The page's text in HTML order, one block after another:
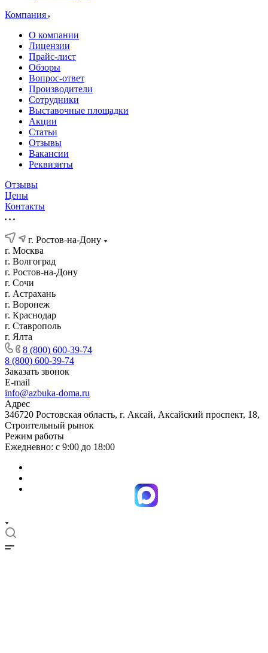
Компания
О компании
Лицензии
Прайс-лист
Обзоры
Вопрос-ответ
Производители
Сотрудники
Выставочные площадки
Акции
Статьи
Отзывы
Вакансии
Реквизиты
Отзывы
Цены
Контакты
г. Ростов-на-Дону
г. Москва
г. Волгоград
г. Ростов-на-Дону
г. Сочи
г. Астрахань
г. Воронеж
г. Краснодар
г. Ставрополь
г. Ялта
8 (800) 600-39-74
8 (800) 600-39-74
Заказать звонок
E-mail
info@azbuka-doma.ru
Адрес
346720 Ростовская область, г. Аксай, Аксайский проспект, 18,
Строительный рынок
Режим работы
Ежедневно: с 9:00 до 18:00